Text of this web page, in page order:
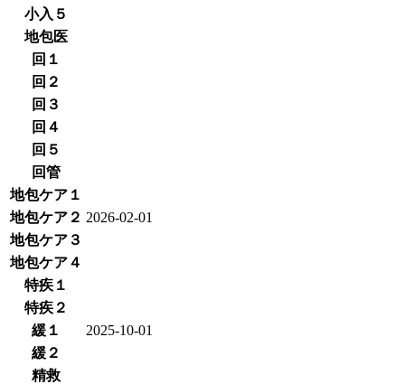
小入５
地包医
回１
回２
回３
回４
回５
回管
地包ケア１
地包ケア２ 2026-02-01
地包ケア３
地包ケア４
特疾１
特疾２
緩１
2025-10-01
緩２
精救